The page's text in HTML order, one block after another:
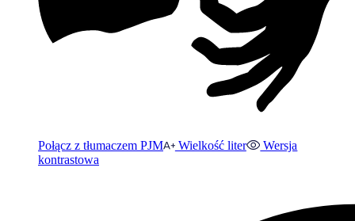
Połącz z tłumaczem PJM Wielkość liter
Wersja
kontrastowa